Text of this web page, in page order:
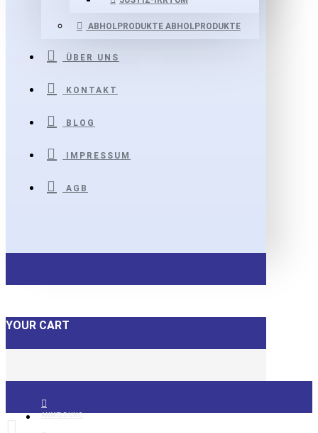
ABHOLPRODUKTE ABHOLPRODUKTE
ÜBER UNS
KONTAKT
BLOG
IMPRESSUM
AGB
YOUR CART
ANMELDUNG